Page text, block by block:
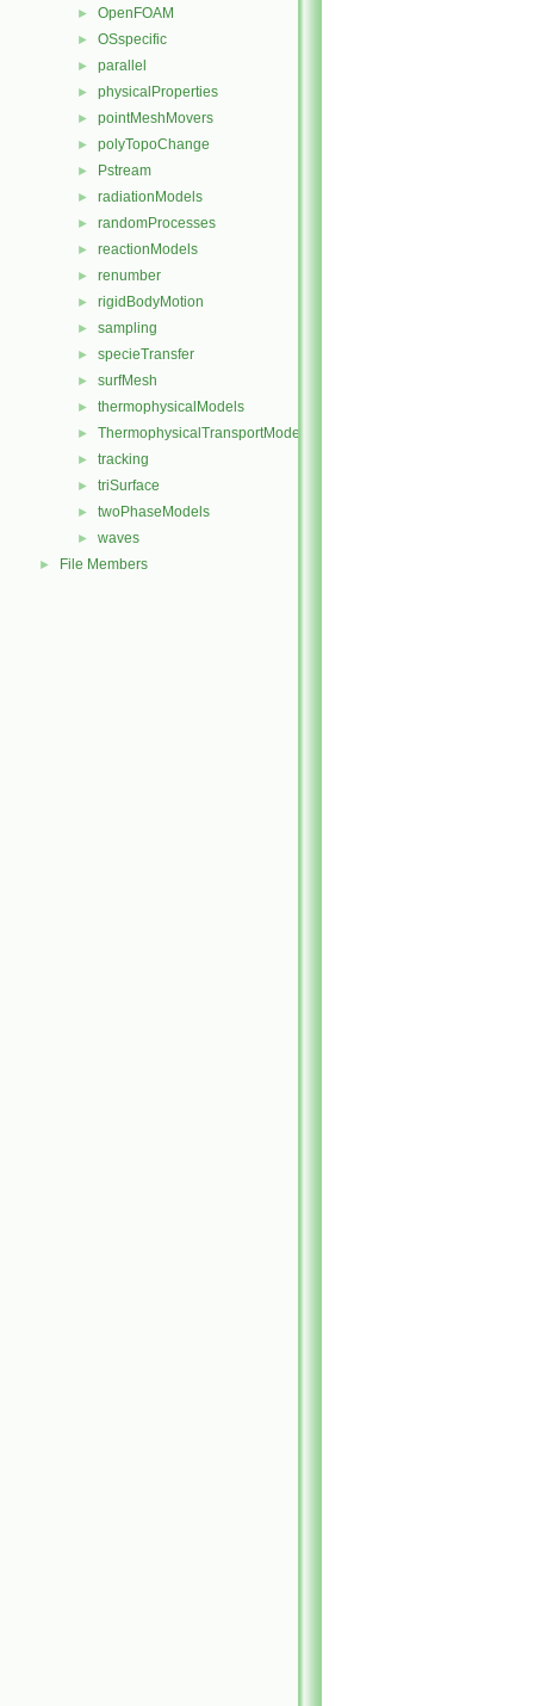
► OpenFOAM
► OSspecific
► parallel
► physicalProperties
► pointMeshMovers
► polyTopoChange
► Pstream
► radiationModels
► randomProcesses
► reactionModels
► renumber
► rigidBodyMotion
► sampling
► specieTransfer
► surfMesh
► thermophysicalModels
► ThermophysicalTransportModels
► tracking
► triSurface
► twoPhaseModels
► waves
► File Members